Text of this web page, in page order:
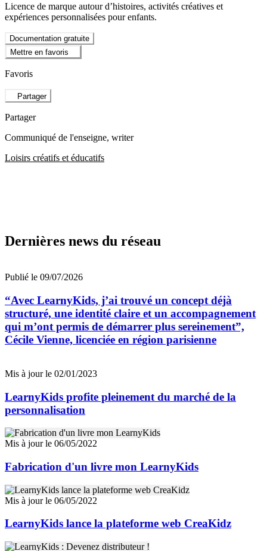
Licence de marque autour d’histoires, activités créatives et
expériences personnalisées pour enfants.
Documentation gratuite
Mettre en favoris
Favoris
Partager
Partager
Communiqué de l'enseigne, writer
Loisirs créatifs et éducatifs
Dernières news du réseau
Publié le 09/07/2026
“Avec LearnyKids, j’ai trouvé un concept déjà
structuré, une identité claire et un accompagnement
qui m’ont permis de démarrer plus sereinement”,
Cécile Vienne, licenciée en région parisienne
Mis à jour le 02/01/2023
LearnyKids profite pleinement du marché de la
personnalisation
Mis à jour le 06/05/2022
Fabrication d'un livre mon LearnyKids
Mis à jour le 06/05/2022
LearnyKids lance la plateforme web CreaKidz